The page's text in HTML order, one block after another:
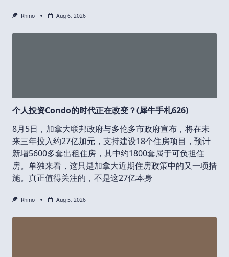
Rhino Aug 6, 2026
个人投资Condo的时代正在改变？(犀牛手札626)
8月5日，加拿大联邦政府与多伦多市政府宣布，将在未
来三年投入约27亿加元，支持建设18个住房项目，预计
新增5600多套出租住房，其中约1800套属于可负担住
房。单独来看，这只是加拿大近期住房政策中的又一项措
施。真正值得关注的，不是这27亿本身
Rhino Aug 5, 2026